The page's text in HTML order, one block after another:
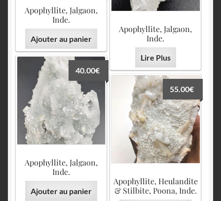
Apophyllite, Jalgaon,
Inde.
Ajouter au panier
Apophyllite, Jalgaon,
Inde.
Lire Plus
Apophyllite, Jalgaon,
Inde.
40.00€
Ajouter au panier
Apophyllite, Heulandite
& Stilbite, Poona, Inde.
55.00€